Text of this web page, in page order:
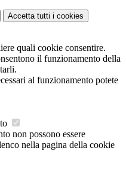
Accetta tutti i cookies
quali cookie consentire.
il funzionamento della
al funzionamento potete
non possono essere
nella pagina della cookie